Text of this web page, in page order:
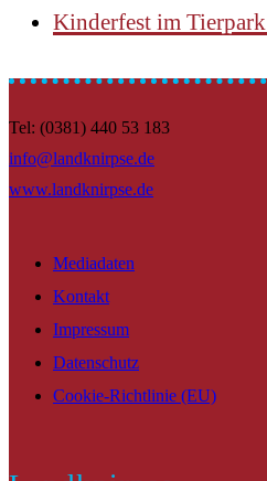
Kinderfest im Tierpark
Tel: (0381) 440 53 183
info@landknirpse.de
www.landknirpse.de
Mediadaten
Kontakt
Impressum
Datenschutz
Cookie-Richtlinie (EU)